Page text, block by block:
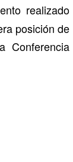
realizado
posición de
Conferencia